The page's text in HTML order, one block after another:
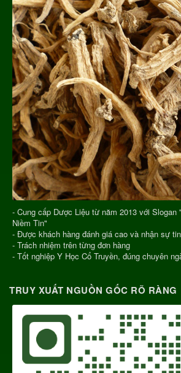
- Cung cấp Dược Liệu từ năm 2013 với Slogan
Niềm Tin"
- Được khách hàng đánh giá cao và nhận sự
- Trách nhiệm trên từng đơn hàng
- Tốt nghiệp Y Học Cổ Truyền, đúng chuyên
TRUY XUẤT NGUỒN GỐC RÕ RÀNG